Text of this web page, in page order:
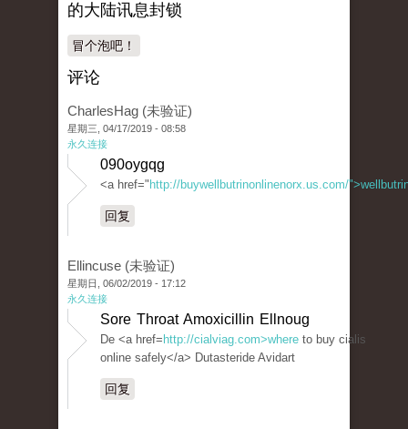
的大陆讯息封锁
冒个泡吧！
评论
CharlesHag (未验证)
星期三, 04/17/2019 - 08:58
永久连接
090oygqg
<a href=" http://buywellbutrinonlinenorx.us.com/
回复
Ellincuse (未验证)
星期日, 06/02/2019 - 17:12
永久连接
Sore Throat Amoxicillin Ellnoug
De <a href= http://cialviag.com>where to buy cialis
online safely</a> Dutasteride Avidart
回复